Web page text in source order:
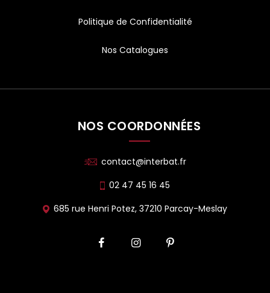
Politique de Confidentialité
Nos Catalogues
NOS COORDONNÉES
contact@interbat.fr
02 47 45 16 45
685 rue Henri Potez, 37210 Parcay-Meslay